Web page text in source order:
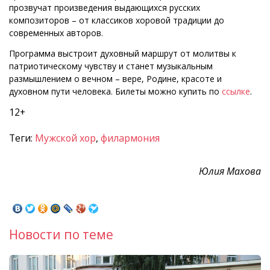
прозвучат произведения выдающихся русских
композиторов – от классиков хоровой традиции до
современных авторов.
Программа выстроит духовный маршрут от молитвы к
патриотическому чувству и станет музыкальным
размышлением о вечном – вере, Родине, красоте и
духовном пути человека. Билеты можно купить по ссылке.
12+
Теги: Мужской хор, филармония
Юлия Махова
Новости по теме